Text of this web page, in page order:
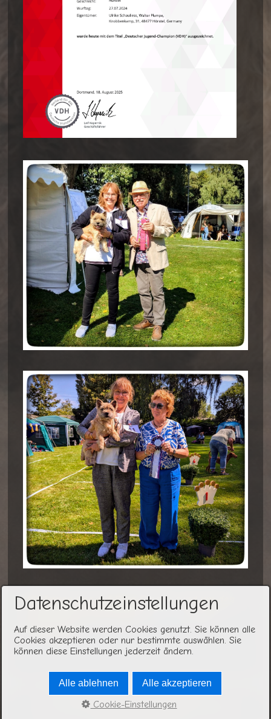
Wir freuen uns auf Eure Fragen rund um den
Cairn Terrier. Rechtzeitiger Kontaktwäre
fantastisch !
Startseite Kontakt
Impressum
© 2015 Zucht vom Feuervogel -Website erstellt mit
Datenschutzeinstellungen
Auf dieser Website werden Cookies genutzt. Sie können alle
Cookies akzeptieren oder nur bestimmte auswählen. Sie
können diese Einstellungen jederzeit ändern.
Alle ablehnen Alle akzeptieren
Cookie-Einstellungen